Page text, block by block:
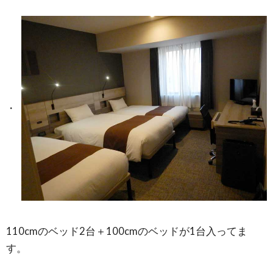
110cmのベッド2台＋100cmのベッドが1台入ってま
す。